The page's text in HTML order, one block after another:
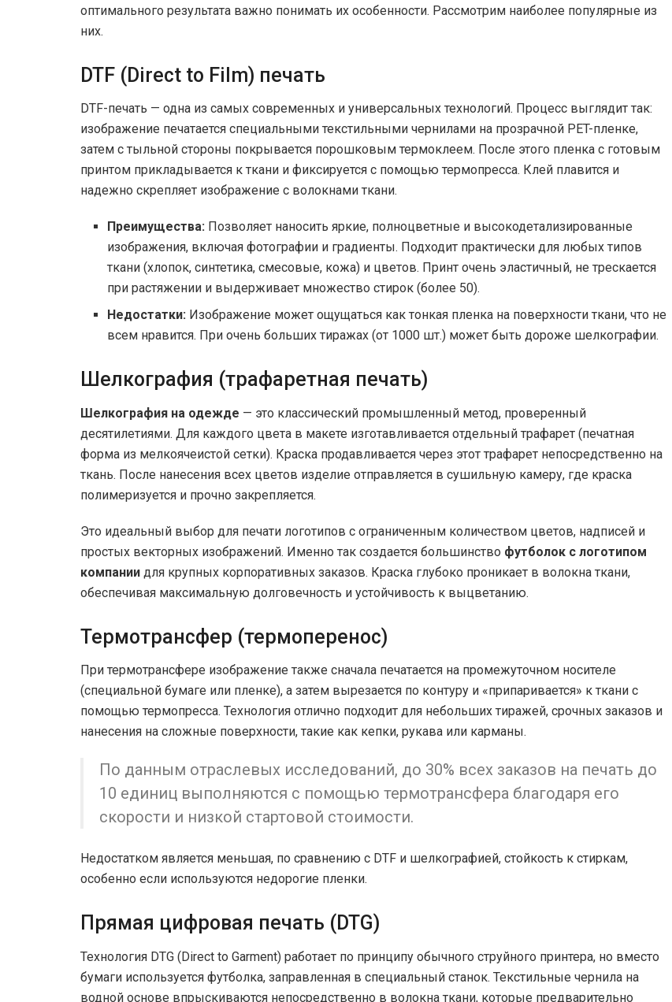
оптимального результата важно понимать их особенности. Рассмотрим наиболее популярные из
них.
DTF (Direct to Film) печать
DTF-печать — одна из самых современных и универсальных технологий. Процесс выглядит так:
изображение печатается специальными текстильными чернилами на прозрачной PET-пленке,
затем с тыльной стороны покрывается порошковым термоклеем. После этого пленка с готовым
принтом прикладывается к ткани и фиксируется с помощью термопресса. Клей плавится и
надежно скрепляет изображение с волокнами ткани.
Преимущества: Позволяет наносить яркие, полноцветные и высокодетализированные
изображения, включая фотографии и градиенты. Подходит практически для любых типов
ткани (хлопок, синтетика, смесовые, кожа) и цветов. Принт очень эластичный, не трескается
при растяжении и выдерживает множество стирок (более 50).
Недостатки: Изображение может ощущаться как тонкая пленка на поверхности ткани, что не
всем нравится. При очень больших тиражах (от 1000 шт.) может быть дороже шелкографии.
Шелкография (трафаретная печать)
Шелкография на одежде — это классический промышленный метод, проверенный
десятилетиями. Для каждого цвета в макете изготавливается отдельный трафарет (печатная
форма из мелкоячеистой сетки). Краска продавливается через этот трафарет непосредственно на
ткань. После нанесения всех цветов изделие отправляется в сушильную камеру, где краска
полимеризуется и прочно закрепляется.
Это идеальный выбор для печати логотипов с ограниченным количеством цветов, надписей и
простых векторных изображений. Именно так создается большинство футболок с логотипом
компании для крупных корпоративных заказов. Краска глубоко проникает в волокна ткани,
обеспечивая максимальную долговечность и устойчивость к выцветанию.
Термотрансфер (термоперенос)
При термотрансфере изображение также сначала печатается на промежуточном носителе
(специальной бумаге или пленке), а затем вырезается по контуру и «припаривается» к ткани с
помощью термопресса. Технология отлично подходит для небольших тиражей, срочных заказов и
нанесения на сложные поверхности, такие как кепки, рукава или карманы.
По данным отраслевых исследований, до 30% всех заказов на печать до
10 единиц выполняются с помощью термотрансфера благодаря его
скорости и низкой стартовой стоимости.
Недостатком является меньшая, по сравнению с DTF и шелкографией, стойкость к стиркам,
особенно если используются недорогие пленки.
Прямая цифровая печать (DTG)
Технология DTG (Direct to Garment) работает по принципу обычного струйного принтера, но вместо
бумаги используется футболка, заправленная в специальный станок. Текстильные чернила на
водной основе впрыскиваются непосредственно в волокна ткани, которые предварительно